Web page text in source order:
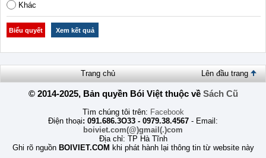
Khác
Trang chủ Lên đầu trang
© 2014-2025, Bản quyền Bói Việt thuộc về Sách Cũ
Tìm chúng tôi trên: Facebook
Điện thoại: 091.686.3O33 - 0979.38.4567 - Email:
boiviet.com(@)gmail(.)com
Địa chỉ: TP Hà Tĩnh
Ghi rõ nguồn BOIVIET.COM khi phát hành lại thông tin từ website này